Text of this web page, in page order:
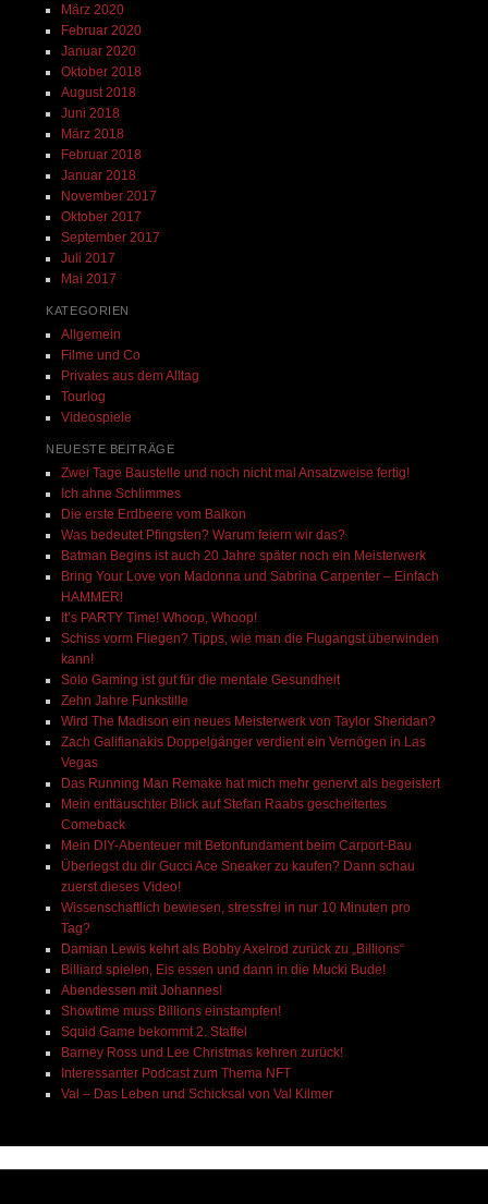
März 2020
Februar 2020
Januar 2020
Oktober 2018
August 2018
Juni 2018
März 2018
Februar 2018
Januar 2018
November 2017
Oktober 2017
September 2017
Juli 2017
Mai 2017
KATEGORIEN
Allgemein
Filme und Co
Privates aus dem Alltag
Tourlog
Videospiele
NEUESTE BEITRÄGE
Zwei Tage Baustelle und noch nicht mal Ansatzweise fertig!
Ich ahne Schlimmes
Die erste Erdbeere vom Balkon
Was bedeutet Pfingsten? Warum feiern wir das?
Batman Begins ist auch 20 Jahre später noch ein Meisterwerk
Bring Your Love von Madonna und Sabrina Carpenter – Einfach
HAMMER!
It’s PARTY Time! Whoop, Whoop!
Schiss vorm Fliegen? Tipps, wie man die Flugangst überwinden
kann!
Solo Gaming ist gut für die mentale Gesundheit
Zehn Jahre Funkstille
Wird The Madison ein neues Meisterwerk von Taylor Sheridan?
Zach Galifianakis Doppelgänger verdient ein Vernögen in Las
Vegas
Das Running Man Remake hat mich mehr genervt als begeistert
Mein enttäuschter Blick auf Stefan Raabs gescheitertes
Comeback
Mein DIY-Abenteuer mit Betonfundament beim Carport-Bau
Überlegst du dir Gucci Ace Sneaker zu kaufen? Dann schau
zuerst dieses Video!
Wissenschaftlich bewiesen, stressfrei in nur 10 Minuten pro
Tag?
Damian Lewis kehrt als Bobby Axelrod zurück zu „Billions“
Billiard spielen, Eis essen und dann in die Mucki Bude!
Abendessen mit Johannes!
Showtime muss Billions einstampfen!
Squid Game bekommt 2. Staffel
Barney Ross und Lee Christmas kehren zurück!
Interessanter Podcast zum Thema NFT
Val – Das Leben und Schicksal von Val Kilmer